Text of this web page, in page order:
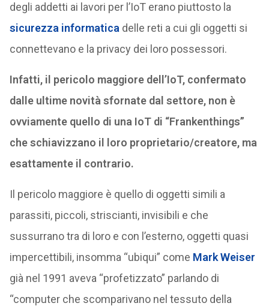
degli addetti ai lavori per l’IoT erano piuttosto la
sicurezza informatica delle reti a cui gli oggetti si
connettevano e la privacy dei loro possessori.
Infatti, il pericolo maggiore dell’IoT, confermato
dalle ultime novità sfornate dal settore, non è
ovviamente quello di una IoT di “Frankenthings”
che schiavizzano il loro proprietario/creatore, ma
esattamente il contrario.
Il pericolo maggiore è quello di oggetti simili a
parassiti, piccoli, striscianti, invisibili e che
sussurrano tra di loro e con l’esterno, oggetti quasi
impercettibili, insomma “ubiqui” come Mark Weiser
già nel 1991 aveva “profetizzato” parlando di
“computer che scomparivano nel tessuto della